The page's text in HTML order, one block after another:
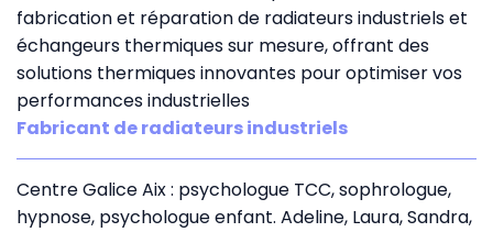
fabrication et réparation de radiateurs industriels et
échangeurs thermiques sur mesure, offrant des
solutions thermiques innovantes pour optimiser vos
performances industrielles
Fabricant de radiateurs industriels
Centre Galice Aix : psychologue TCC, sophrologue,
hypnose, psychologue enfant. Adeline, Laura, Sandra,